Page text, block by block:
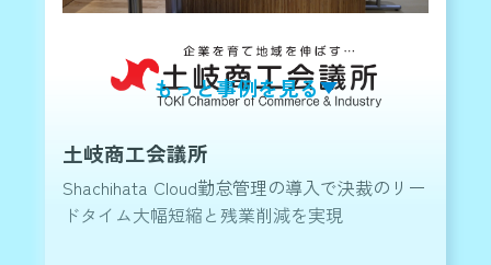
土岐商工会議所
Shachihata Cloud勤怠管理の導入で決裁のリー
ドタイム大幅短縮と残業削減を実現
もっと事例を見る